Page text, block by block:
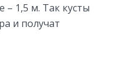
– 1,5 м. Так кусты
и получат